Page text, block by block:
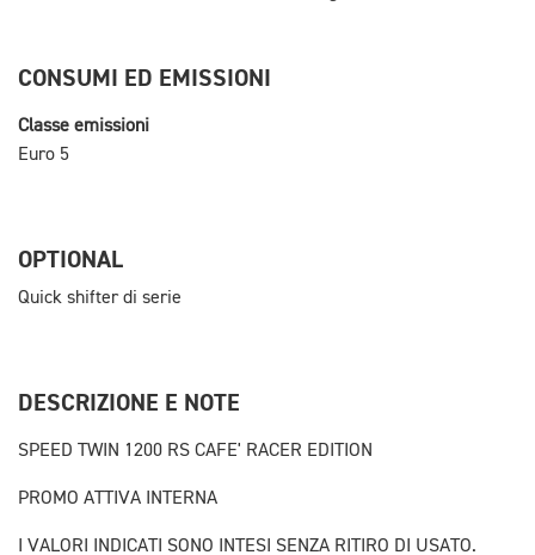
CONSUMI ED EMISSIONI
Classe emissioni
Euro 5
OPTIONAL
Quick shifter di serie
DESCRIZIONE E NOTE
SPEED TWIN 1200 RS CAFE' RACER EDITION
PROMO ATTIVA INTERNA
I VALORI INDICATI SONO INTESI SENZA RITIRO DI USATO.